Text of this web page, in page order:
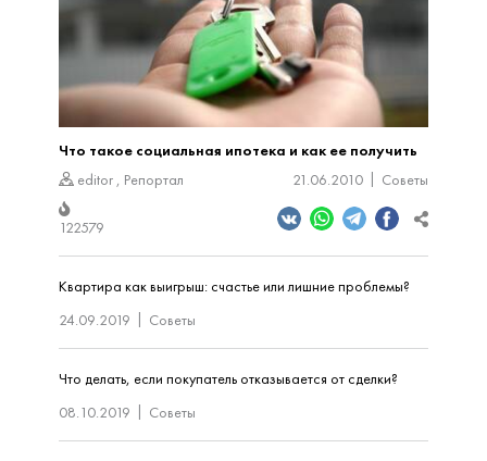
Что такое социальная ипотека и как ее получить
editor , Репортал 21.06.2010 Советы
122579
Квартира как выигрыш: счастье или лишние проблемы?
24.09.2019
Советы
Что делать, если покупатель отказывается от сделки?
08.10.2019
Советы